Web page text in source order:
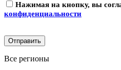
Нажимая на кнопку, вы
конфиденциальности
Все регионы